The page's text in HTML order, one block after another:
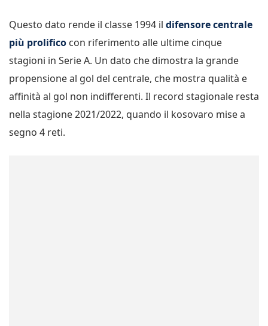
Questo dato rende il classe 1994 il difensore centrale
più prolifico con riferimento alle ultime cinque
stagioni in Serie A. Un dato che dimostra la grande
propensione al gol del centrale, che mostra qualità e
affinità al gol non indifferenti. Il record stagionale resta
nella stagione 2021/2022, quando il kosovaro mise a
segno 4 reti.